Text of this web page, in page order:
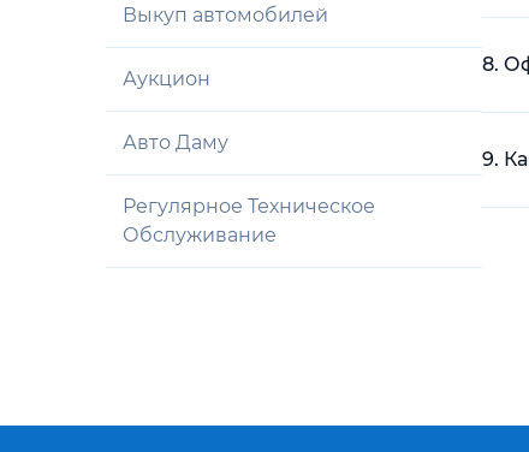
Выкуп автомобилей
Аукцион
Авто Даму
Регулярное Техническое
Обслуживание
8.
9.